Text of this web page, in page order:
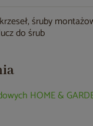
śruby
do śrub
HOME &